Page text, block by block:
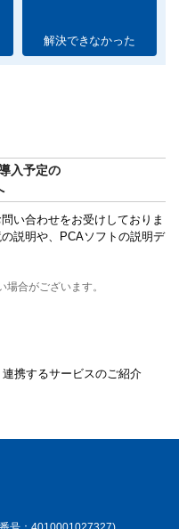
解決できなかった
入予定の
い合わせをお受けしておりま
説明や、PCAソフトの説明デ
合がございます。
携するサービスのご紹介